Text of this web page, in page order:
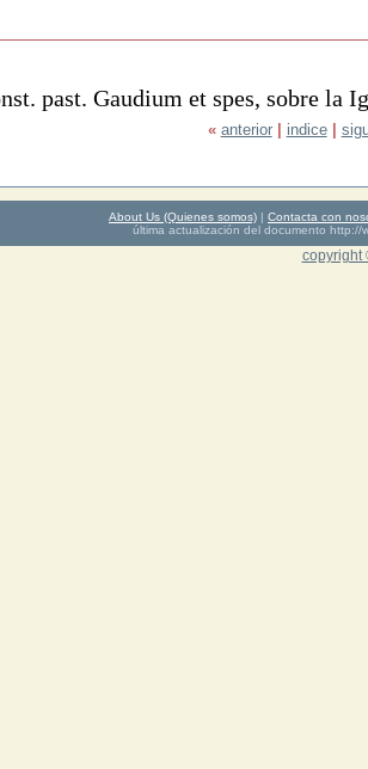
past. Gaudium et spes, sobre la
« anterior indice
About Us (Quienes somos) | Contacta con
última actualización del documento http://
copyright